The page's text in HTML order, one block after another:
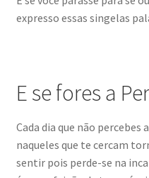
expresso essas singelas
E se fores a
Cada dia que não percebes
naqueles que te cercam
sentir pois perde-se na